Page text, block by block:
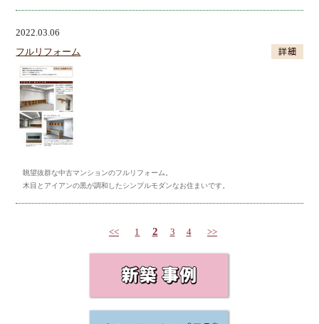
2022.03.06
フルリフォーム
眺望抜群な中古マンションのフルリフォーム。
木目とアイアンの黒が調和したシンプルモダンなお住まいです。
<< 1 2 3 4 >>